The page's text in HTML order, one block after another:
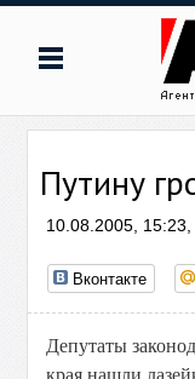
Путину
10.08.2005, 15:23,
Вконтакте
Депутаты
края нашли